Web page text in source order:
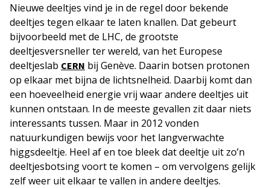
Nieuwe deeltjes vind je in de regel door bekende
deeltjes tegen elkaar te laten knallen. Dat gebeurt
bijvoorbeeld met de LHC, de grootste
deeltjesversneller ter wereld, van het Europese
deeltjeslab CERN bij Genève. Daarin botsen protonen
op elkaar met bijna de lichtsnelheid. Daarbij komt dan
een hoeveelheid energie vrij waar andere deeltjes uit
kunnen ontstaan. In de meeste gevallen zit daar niets
interessants tussen. Maar in 2012 vonden
natuurkundigen bewijs voor het langverwachte
higgsdeeltje. Heel af en toe bleek dat deeltje uit zo’n
deeltjesbotsing voort te komen – om vervolgens gelijk
zelf weer uit elkaar te vallen in andere deeltjes.